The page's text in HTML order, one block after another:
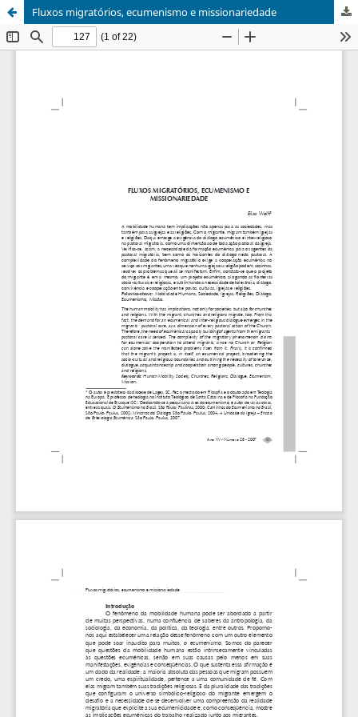
Fluxos migratórios, ecumenismo e missionariedade